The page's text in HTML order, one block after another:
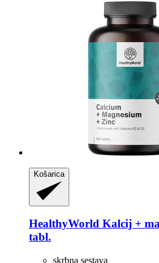
Košarica
HealthyWorld Kalcij +
tabl.
skrbna sestava